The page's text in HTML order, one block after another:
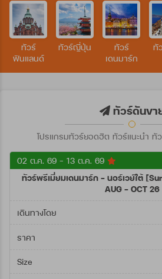
คำค้นหา/รหัสทัวร์
ประเทศ
ถึงวันที่
ค้นหา
ทัวร์
ฟินแลนด์
ทัวร์ญี่ปุ่น
ทัวร์
เดนมาร์ก
ทั
ทัวร์ดันขา
โปรแกรมทัวร์ยอดฮิต ทัวร์แนะนำ ทั
02 ต.ค. 69 - 13 ต.ค. 69
ทัวร์พรีเมี่ยมเดนมาร์ก - นอร์เวย์ใต้
AUG - OCT 26
เดินทางโดย
ราคา
Size